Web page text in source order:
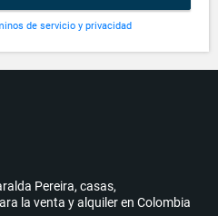
de servicio y privacidad
Pereira, casas,
la venta y alquiler en Colombia